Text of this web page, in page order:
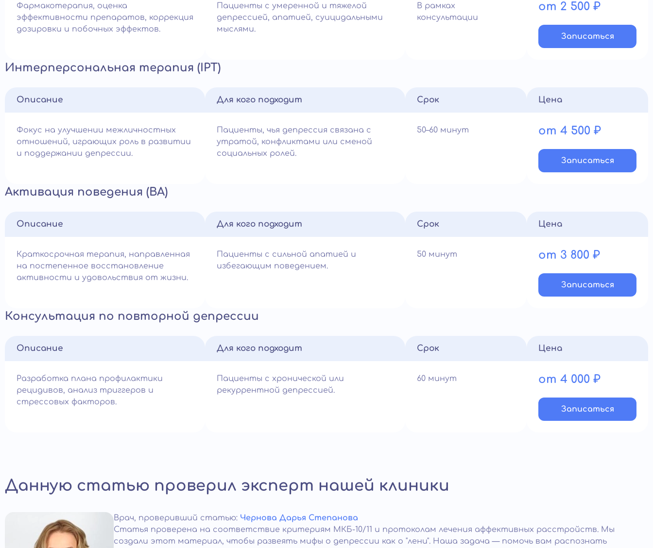
Фармакотерапия, оценка
эффективности препаратов, коррекция
дозировки и побочных эффектов.
Пациенты с умеренной и тяжелой
депрессией, апатией, суицидальными
мыслями.
В рамках
консультации
от 2 500 ₽
Записатьcя
Интерперсональная терапия (IPT)
Описание
Фокус на улучшении межличностных
отношений, играющих роль в развитии
и поддержании депрессии.
Для кого подходит
Пациенты, чья депрессия связана с
утратой, конфликтами или сменой
социальных ролей.
Срок
50–60 минут
Цена
от 4 500 ₽
Записатьcя
Активация поведения (ВА)
Описание
Краткосрочная терапия, направленная
на постепенное восстановление
активности и удовольствия от жизни.
Для кого подходит
Пациенты с сильной апатией и
избегающим поведением.
Срок
50 минут
Цена
от 3 800 ₽
Записатьcя
Консультация по повторной депрессии
Описание
Разработка плана профилактики
рецидивов, анализ триггеров и
стрессовых факторов.
Для кого подходит
Пациенты с хронической или
рекуррентной депрессией.
Срок
60 минут
Цена
от 4 000 ₽
Записатьcя
Данную статью проверил эксперт нашей клиники
Врач, проверивший статью: Чернова Дарья Степанова
Статья проверена на соответствие критериям МКБ-10/11 и протоколам лечения аффективных расстройств. Мы
создали этот материал, чтобы развеять мифы о депрессии как о "лени". Наша задача — помочь вам распознать